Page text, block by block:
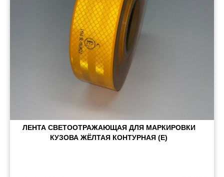
ЛЕНТА СВЕТООТРАЖАЮЩАЯ ДЛЯ МАРКИРОВКИ
КУЗОВА ЖЁЛТАЯ КОНТУРНАЯ (Е)